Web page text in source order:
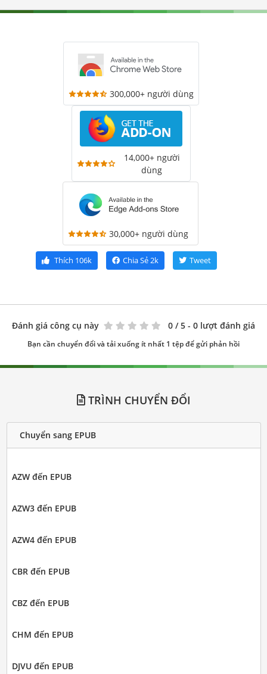
300,000+ người dùng
14,000+ người
dùng
30,000+ người dùng
Thích 106k Chia Sẻ2k Tweet
Đánh giá công cụ này 0 / 5 - 0 lượt đánh giá
Bạn cần chuyển đổi và tải xuống ít nhất 1 tệp để gửi phản hồi
TRÌNH CHUYỂN ĐỔI
Chuyển sang EPUB
AZW đến EPUB
AZW3 đến EPUB
AZW4 đến EPUB
CBR đến EPUB
CBZ đến EPUB
CHM đến EPUB
DJVU đến EPUB